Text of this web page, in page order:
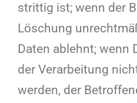
strittig ist; wenn der
Löschung
Daten ablehnt; wenn
der Verarbeitung
werden, der